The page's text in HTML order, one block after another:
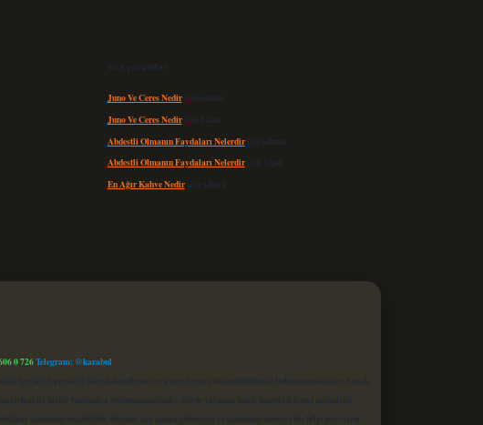
Son yorumlar
Juno Ve Ceres Nediriçin admin
Juno Ve Ceres Nediriçin Altan
Abdestli Olmanın Faydaları Nelerdiriçin admin
Abdestli Olmanın Faydaları Nelerdiriçin Alper
En Ağır Kahve Nediriçin admin
0 726Telegram: @karabul
içerikleri proaktif olarak denetleme veya araştırma yükümlülüğümüz bulunmamaktadır. Ancak,